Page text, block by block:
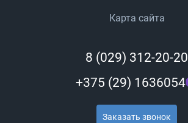
Карта сайта
8 (029) 312-20-20
+375 (29) 1636054
Заказать звонок